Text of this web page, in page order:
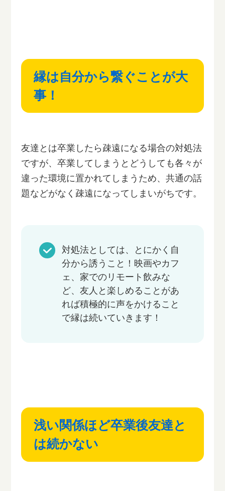
縁は自分から繋ぐことが大
事！
友達とは卒業したら疎遠になる場合の対処法
ですが、卒業してしまうとどうしても各々が
違った環境に置かれてしまうため、共通の話
題などがなく疎遠になってしまいがちです。
対処法としては、とにかく自
分から誘うこと！映画やカフ
ェ、家でのリモート飲みな
ど、友人と楽しめることがあ
れば積極的に声をかけること
で縁は続いていきます！
浅い関係ほど卒業後友達と
は続かない